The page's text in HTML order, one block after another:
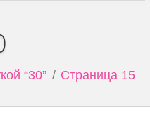
“30” Страница 15